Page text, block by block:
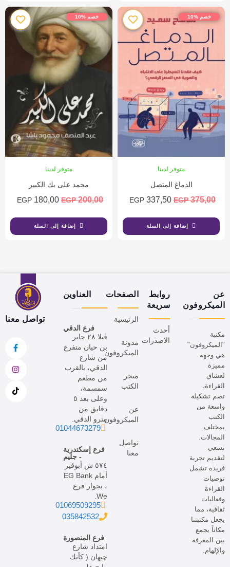
خصم %10
متوفر لدينا
الدماغ المتصل
375,00
EGP
337,50
EGP
إضافة إلى السلة
خصم %10
متوفر لدينا
محمد على بك الكبير
200,00
EGP
180,00
EGP
إضافة إلى السلة
عن
الميكروفون
مكتبة
"الميكروفون"
هي وجهة
مميزة
لعشاق
القراءة،
تضم تشكيلة
واسعة من
الكتب
بمختلف
المجالات.
نسعى
لتقديم تجربة
فريدة تشمل
توصيات
القراءة
وفعاليات
ثقافية، مما
يجعل مكتبتنا
مكاناً يجمع
بين المعرفة
والإلهام.
روابط
سريعة
أحدث
الاصدرات
الصفحات
الرئيسية
مدونة
الميكروفون
متجر
الكتب
عن
الميكروفون
تواصل
معنا
العناوين
فرع الدقي
ڤيلا ٢٨ جابر
بن حيان متفرع
من شارع
الدقي، بالقرب
من مطعم
سمسمة،
وعلى بعد ٥
دقايق من
مترو الدقي.
01044673279
فرع إسكندرية
- جليم
٥٧٤ ش أبوقير
أمام EG Bank
، بجوار فرع
We.
01069509295
035842532
فرع المنصورة
امتداد شارع
چيهان ( كأنك
تواصل معنا